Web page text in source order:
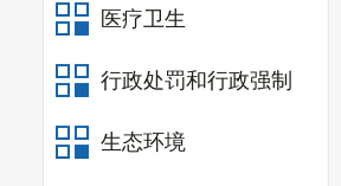
医疗卫生
行政处罚和行政强制
生态环境